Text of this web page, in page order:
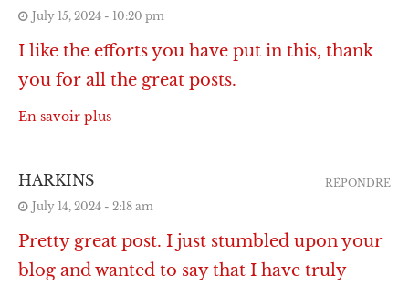
July 15, 2024 - 10:20 pm
I like the efforts you have put in this, thank
you for all the great posts.
En savoir plus
HARKINS
July 14, 2024 - 2:18 am
Pretty great post. I just stumbled upon your
blog and wanted to say that I have truly
RÉPONDRE